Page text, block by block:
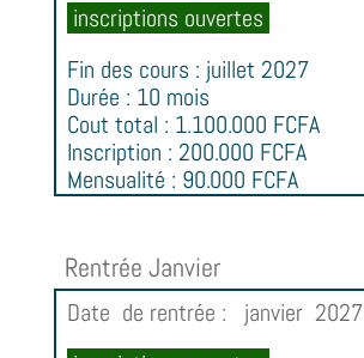
inscriptions ouvertes
Fin des cours : juillet 2027
Durée : 10 mois
Cout total : 1.100.000 FCFA
Inscription : 200.000 FCFA
Mensualité : 90.000 FCFA
Rentrée Janvier
Date de rentrée : janvier 2027